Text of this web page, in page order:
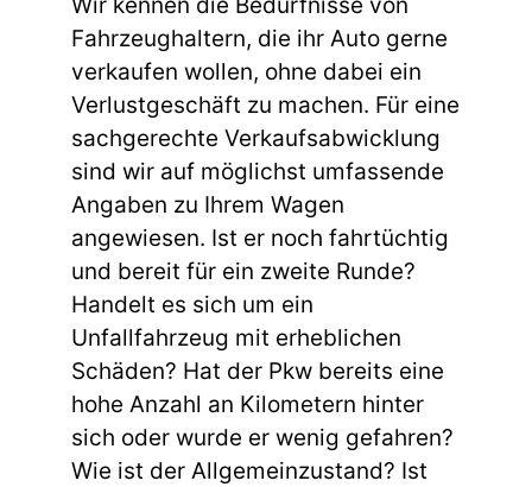
Wir kennen die Bedürfnisse von
Fahrzeughaltern, die ihr Auto gerne
verkaufen wollen, ohne dabei ein
Verlustgeschäft zu machen. Für eine
sachgerechte Verkaufsabwicklung
sind wir auf möglichst umfassende
Angaben zu Ihrem Wagen
angewiesen. Ist er noch fahrtüchtig
und bereit für ein zweite Runde?
Handelt es sich um ein
Unfallfahrzeug mit erheblichen
Schäden? Hat der Pkw bereits eine
hohe Anzahl an Kilometern hinter
sich oder wurde er wenig gefahren?
Wie ist der Allgemeinzustand? Ist